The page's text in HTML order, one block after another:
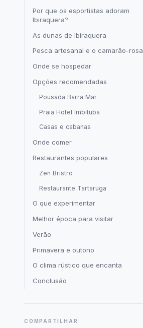
Por que os esportistas adoram
Ibiraquera?
As dunas de Ibiraquera
Pesca artesanal e o camarão-rosa
Onde se hospedar
Opções recomendadas
Pousada Barra Mar
Praia Hotel Imbituba
Casas e cabanas
Onde comer
Restaurantes populares
Zen Bristro
Restaurante Tartaruga
O que experimentar
Melhor época para visitar
Verão
Primavera e outono
O clima rústico que encanta
Conclusão
COMPARTILHAR